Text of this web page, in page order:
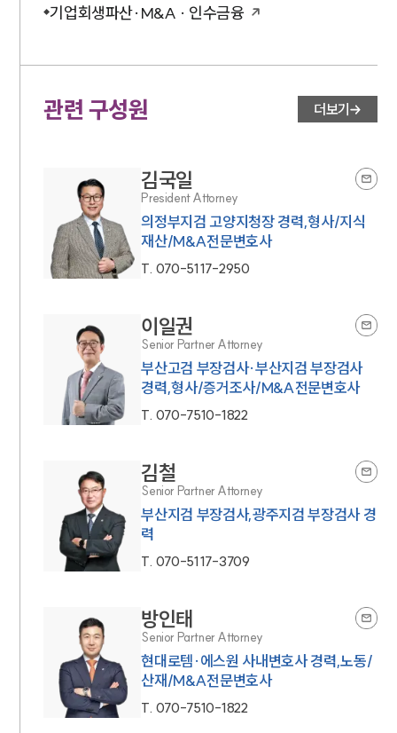
기업회생파산·M&A · 인수금융
관련 구성원 더보기
김국일
President Attorney
의정부지검 고양지청장 경력,형사/지식
재산/M&A전문변호사
T. 070-5117-2950
이일권
Senior Partner Attorney
부산고검 부장검사·부산지검 부장검사
경력,형사/증거조사/M&A전문변호사
T. 070-7510-1822
김철
Senior Partner Attorney
부산지검 부장검사,광주지검 부장검사 경
력
T. 070-5117-3709
방인태
Senior Partner Attorney
현대로템·에스원 사내변호사 경력,노동/
산재/M&A전문변호사
T. 070-7510-1822